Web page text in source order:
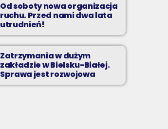
Od soboty nowa organizacja
ruchu. Przed nami dwa lata
utrudnień!
Zatrzymania w dużym
zakładzie w Bielsku-Białej.
Sprawa jest rozwojowa